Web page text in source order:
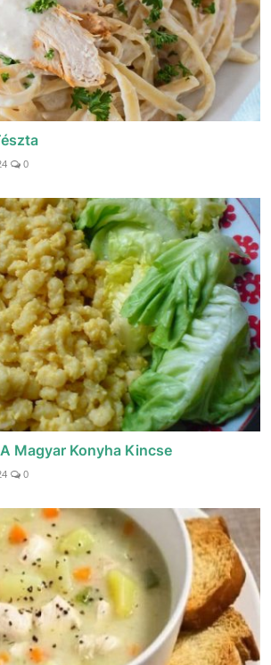
0
Magyar Konyha Kincse
0